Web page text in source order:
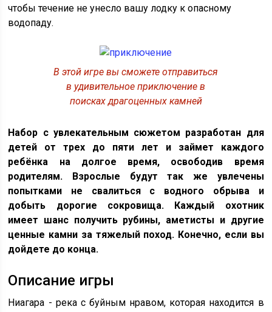
чтобы течение не унесло вашу лодку к опасному
водопаду.
В этой игре вы сможете отправиться
в удивительное приключение в
поисках драгоценных камней
Набор с увлекательным сюжетом разработан для
детей от трех до пяти лет и займет каждого
ребёнка на долгое время, освободив время
родителям. Взрослые будут так же увлечены
попытками не свалиться с водного обрыва и
добыть дорогие сокровища. Каждый охотник
имеет шанс получить рубины, аметисты и другие
ценные камни за тяжелый поход. Конечно, если вы
дойдете до конца.
Описание игры
Ниагара - река с буйным нравом, которая находится в